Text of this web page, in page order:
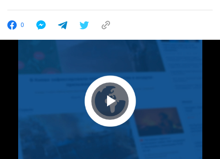
0
Play Video